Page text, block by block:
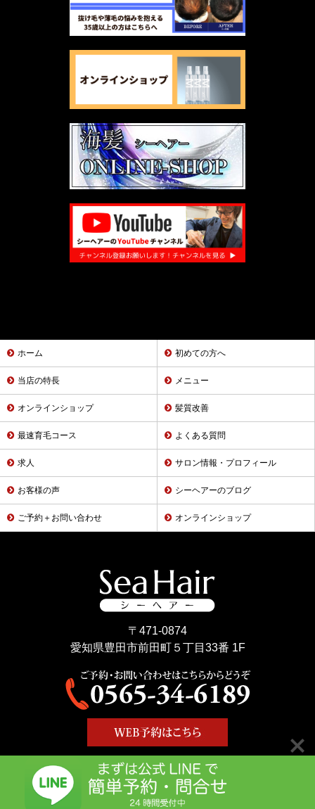
ホーム 初めての方へ
当店の特長 メニュー
オンラインショップ 髪質改善
最速育毛コース よくある質問
求人 サロン情報・プロフィール
お客様の声 シーヘアーのブログ
ご予約＋お問い合わせ オンラインショップ
〒471-0874
愛知県豊田市前田町５丁目33番 1F
Copyright © Sea Hair All Rights Reserved.